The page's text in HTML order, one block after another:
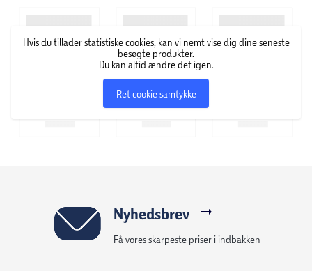
polykarbonat/TPU-cover på indersiden, som giver 360°
Hvis du tillader statistiske cookies, kan vi nemt vise dig dine seneste
besøgte produkter.
Du kan altid ændre det igen.
Ret cookie samtykke
Nyhedsbrev
Få vores skarpeste priser i indbakken